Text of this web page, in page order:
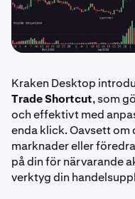
Kraken Desktop
Trade Shortcut, som
och effektivt med
enda klick. Oavsett
marknader eller
på din för närvarande
verktyg din